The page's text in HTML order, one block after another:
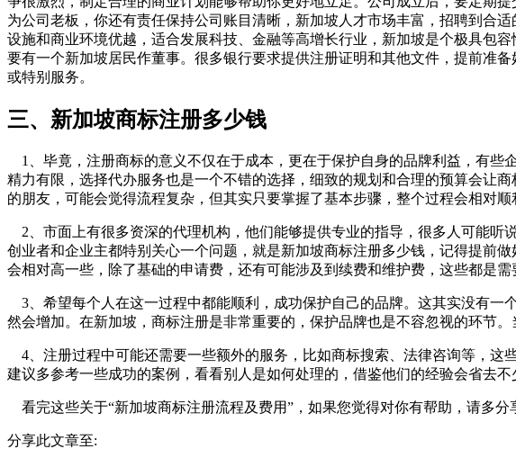
为公司老板，你还有责任保持公司账目清晰，新加坡人才市场丰富，招聘到合
设施和商业环境优越，适合发展科技、金融等高增长行业，新加坡是个极具包
要有一个新加坡居民作董事。很多银行要求提供注册证明和其他文件，提前准
或特别服务。
三、新加坡商标注册多少钱
1、毕竟，注册商标的意义不仅在于成本，更在于保护自身的品牌利益，有些
精力有限，选择代办服务也是一个不错的选择，细致的规划和合理的预算会让
的朋友，可能会觉得流程复杂，但其实只要掌握了基本步骤，整个过程会相对顺
2、市面上有很多资深的代理机构，他们能够提供专业的指导，很多人可能听
创业者和企业主都特别关心一个问题，就是新加坡商标注册多少钱，记得提前
会相对高一些，除了基础的申请费，还有可能涉及到续费和维护费，这些都是需
3、希望每个人在这一过程中都能顺利，成功保护自己的品牌。这其实没有一
然会增加。在新加坡，商标注册是非常重要的，保护品牌也是不容忽视的环节
4、注册过程中可能还需要一些额外的服务，比如商标搜索、法律咨询等，这
建议多参考一些成功的案例，看看别人是如何处理的，借鉴他们的经验会省去不
看完这些关于“新加坡商标注册流程及费用”，如果您觉得对你有帮助，请多
分享此文章至: